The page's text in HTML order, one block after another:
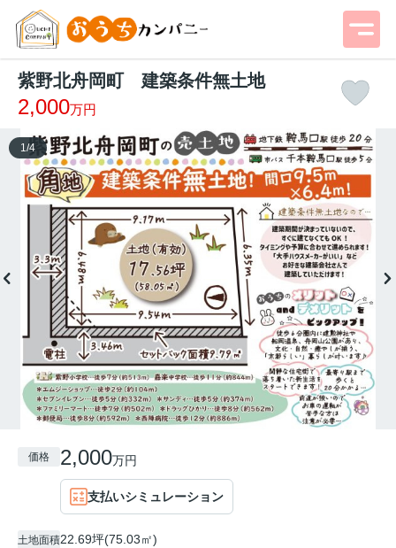
紫野北舟岡町 建築条件無土地
2,000万円
1 /4
価格 2,000万円
支払いシミュレーション
土地面積22.69坪(75.03㎡)